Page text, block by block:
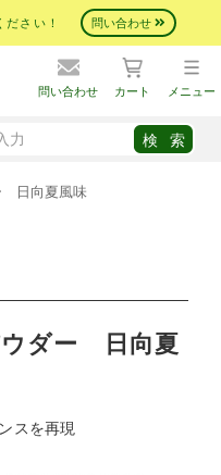
さい！ 問い合わせ
問い合わせ カート メニュー
日向夏風味
ウダー 日向夏
スを再現